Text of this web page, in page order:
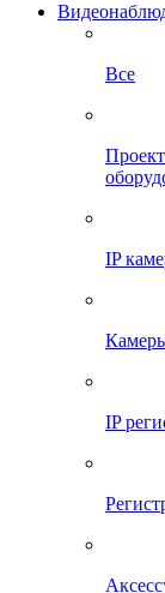
Все
IP
IP